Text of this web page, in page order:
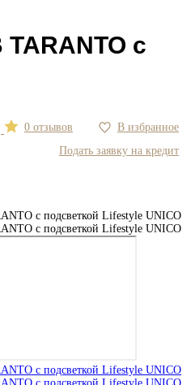
с
0 отзывов
В избранное
Подать заявку на кредит